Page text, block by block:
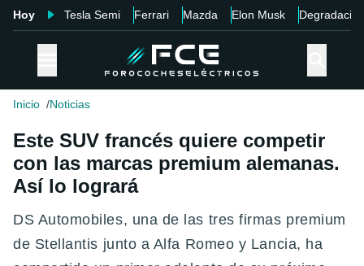
Hoy Tesla Semi Ferrari Mazda Elon Musk Degradación
Inicio Noticias
Este SUV francés quiere competir
con las marcas premium alemanas.
Así lo logrará
DS Automobiles, una de las tres firmas premium
de Stellantis junto a Alfa Romeo y Lancia, ha